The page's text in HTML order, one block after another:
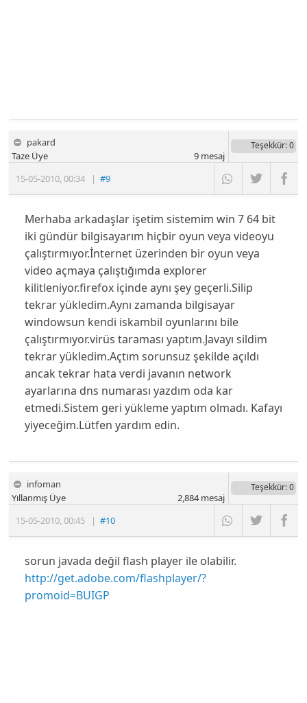
pakard
15-05-2010,00:34 |#9
Taze Üye
Teşekkür: 0
9mesaj
Merhaba arkadaşlar işetim sistemim win 7 64 bit
iki gündür bilgisayarım hiçbir oyun veya videoyu
çalıştırmıyor.İnternet üzerinden bir oyun veya
video açmaya çalıştığımda explorer
kilitleniyor.firefox içinde aynı şey geçerli.Silip
tekrar yükledim.Aynı zamanda bilgisayar
windowsun kendi iskambil oyunlarını bile
çalıştırmıyor.virüs taraması yaptım.Javayı sildim
tekrar yükledim.Açtım sorunsuz şekilde açıldı
ancak tekrar hata verdi javanın network
ayarlarına dns numarası yazdım oda kar
etmedi.Sistem geri yükleme yaptım olmadı. Kafayı
yiyeceğim.Lütfen yardım edin.
infoman
15-05-2010,00:45 |#10
Yıllanmış Üye
Teşekkür: 0
2,884mesaj
sorun javada değil flash player ile olabilir.
http://get.adobe.com/flashplayer/?
promoid=BUIGP